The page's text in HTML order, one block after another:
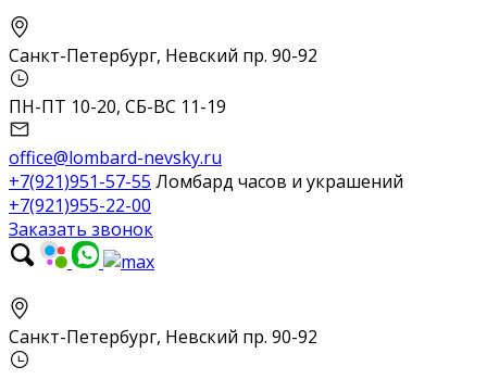
Санкт-Петербург, Невский пр. 90-92
ПН-ПТ 10-20, СБ-ВС 11-19
office@lombard-nevsky.ru
+7(921)951-57-55 Ломбард часов и украшений
+7(921)955-22-00
Заказать звонок
Санкт-Петербург, Невский пр. 90-92